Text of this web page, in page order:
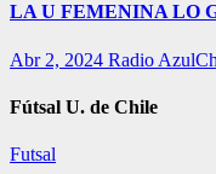
LA U FEMENINA LO
Abr 2, 2024 Radio
Fútsal U. de Chile
Futsal